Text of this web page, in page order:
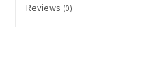
Reviews (0)